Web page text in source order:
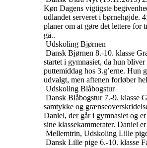
Køn Dagens vigtigste
udlandet serveret i børnehøjde.
planer om at gøre det lettere for
gå..
Udskoling Bjørnen
Dansk Bjørnen 8.-10. klasse
startet i gymnasiet, da hun
puttemiddag hos 3.g’erne. Hun
udvalgt, men aftenen forløber
Udskoling Blåbogstur
Dansk Blåbogstur 7.-9. klasse
samtykke og
Daniel, der går i gymnasiet og
sine klassekammerater. Daniel
Mellemtrin, Udskoling Lille
Dansk Lille pige 6.-10. klasse